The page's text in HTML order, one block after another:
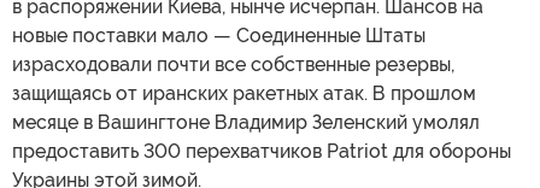
в распоряжении Киева, нынче исчерпан. Шансов на
новые поставки мало — Соединенные Штаты
израсходовали почти все собственные резервы,
защищаясь от иранских ракетных атак. В прошлом
месяце в Вашингтоне Владимир Зеленский умолял
предоставить 300 перехватчиков Patriot для обороны
Украины этой зимой.